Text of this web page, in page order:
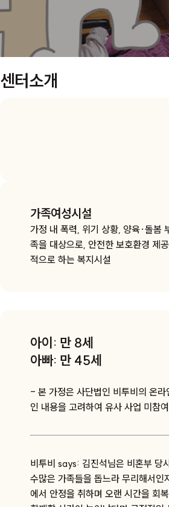
센터소개
가족여성시설
가정 내 폭력, 위기 상황, 양육·돌봄
족을 대상으로, 안전한 보호환경 제
적으로 하는 복지시설
아이: 만 8세
아빠: 만 45세
- 본 가정은 사단법인 비투비의 온
인 내용을 고려하여 유사 사업 미참
비투비 says: 김진석님은 비혼부 당
수많은 가족들을 돕느라 무리해서
에서 안정을 취하며 오랜 시간을 회